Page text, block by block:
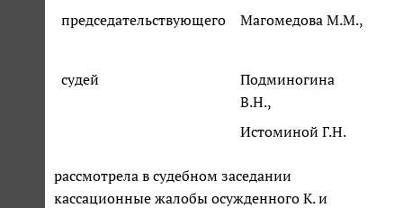
председательствующего Магомедова М.М.,
судей
Подминогина
В.Н.,
Истоминой Г.Н.
рассмотрела в судебном заседании
кассационные жалобы осужденного К. и